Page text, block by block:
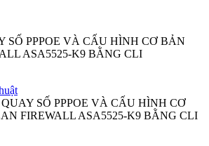
SỐ PPPOE VÀ CẤU HÌNH CƠ BẢN
ASA5525-K9 BẰNG CLI
SỐ PPPOE VÀ CẤU HÌNH CƠ
FIREWALL ASA5525-K9 BẰNG CLI